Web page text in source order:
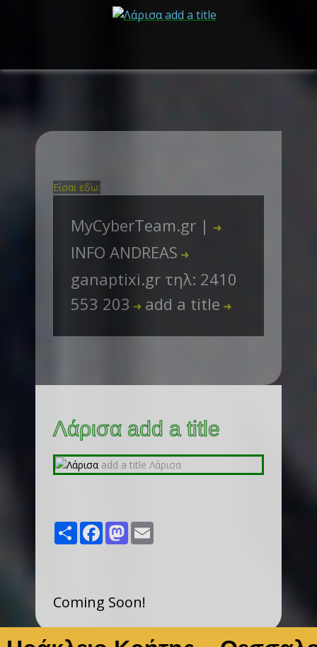
Είσαι εδω:
MyCyberTeam.gr | ➜
INFO ANDREAS ➜
ganaptixi.gr τηλ: 2410
553 203 ➜ add a title ➜
Λάρισα add a title
Share FacebookMastodon
Coming Soon!